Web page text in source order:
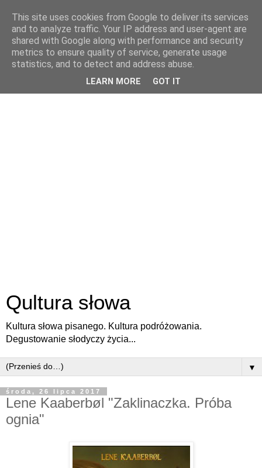
Qultura słowa
Kultura słowa pisanego. Kultura podróżowania.
Degustowanie słodyczy życia...
▼
środa, 26 lipca 2017
Lene Kaaberbøl "Zaklinaczka. Próba
ognia"
This site uses cookies from Google to deliver its services
and to analyze traffic. Your IP address and user-agent are
shared with Google along with performance and security
metrics to ensure quality of service, generate usage
statistics, and to detect and address abuse.
LEARN MORE GOT IT